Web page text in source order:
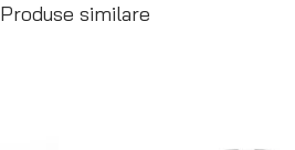
Produse similare